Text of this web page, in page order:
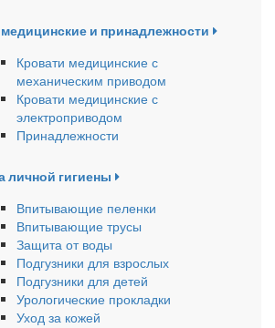
и принадлежности
Кровати медицинские с
механическим приводом
Кровати медицинские с
электроприводом
Принадлежности
личной гигиены
Впитывающие пеленки
Впитывающие трусы
Защита от воды
Подгузники для взрослых
Подгузники для детей
Урологические прокладки
Уход за кожей